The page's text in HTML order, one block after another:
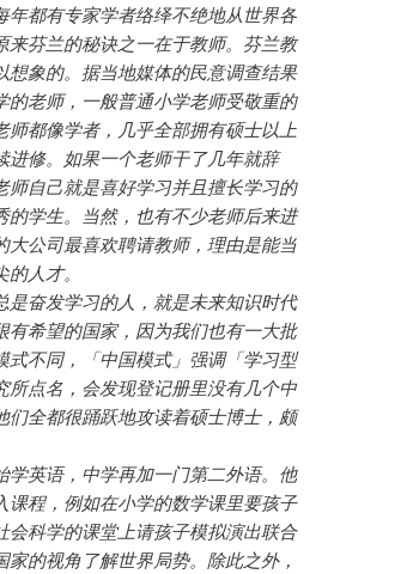
都有专家学者络绎不绝地从世界各
芬兰的秘诀之一在于教师。芬兰教
象的。据当地媒体的民意调查结果
的老师，一般普通小学老师受敬重的
都像学者，几乎全部拥有硕士以上
修。如果一个老师干了几年就辞
自己就是喜好学习并且擅长学习的
的学生。当然，也有不少老师后来进
大公司最喜欢聘请教师，理由是能当
人才。
奋发学习的人，就是未来知识时代
希望的国家，因为我们也有一大批
不同，「中国模式」强调「学习型
点名，会发现登记册里没有几个中
全都很踊跃地攻读着硕士博士，颇
英语，中学再加一门第二外语。他
程，例如在小学的数学课里要孩子
科学的课堂上请孩子模拟演出联合
的视角了解世界局势。除此之外，